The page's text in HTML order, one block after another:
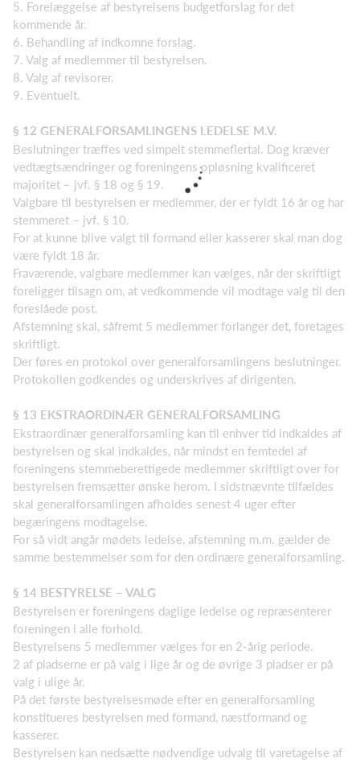
5. Forelæggelse af bestyrelsens budgetforslag for det
kommende år.
6. Behandling af indkomne forslag.
7. Valg af medlemmer til bestyrelsen.
8. Valg af revisorer.
9. Eventuelt.
§ 12 GENERALFORSAMLINGENS LEDELSE M.V.
Beslutninger træffes ved simpelt stemmeflertal. Dog kræver
vedtægtsændringer og foreningens opløsning kvalificeret
majoritet – jvf. § 18 og § 19.
Valgbare til bestyrelsen er medlemmer, der er fyldt 16 år og har
stemmeret – jvf. § 10.
For at kunne blive valgt til formand eller kasserer skal man dog
være fyldt 18 år.
Fraværende, valgbare medlemmer kan vælges, når der skriftligt
foreligger tilsagn om, at vedkommende vil modtage valg til den
foreslåede post.
Afstemning skal, såfremt 5 medlemmer forlanger det, foretages
skriftligt.
Der føres en protokol over generalforsamlingens beslutninger.
Protokollen godkendes og underskrives af dirigenten.
§ 13 EKSTRAORDINÆR GENERALFORSAMLING
Ekstraordinær generalforsamling kan til enhver tid indkaldes af
bestyrelsen og skal indkaldes, når mindst en femtedel af
foreningens stemmeberettigede medlemmer skriftligt over for
bestyrelsen fremsætter ønske herom. I sidstnævnte tilfældes
skal generalforsamlingen afholdes senest 4 uger efter
begæringens modtagelse.
For så vidt angår mødets ledelse, afstemning m.m. gælder de
samme bestemmelser som for den ordinære generalforsamling.
§ 14 BESTYRELSE – VALG
Bestyrelsen er foreningens daglige ledelse og repræsenterer
foreningen i alle forhold.
Bestyrelsens 5 medlemmer vælges for en 2-årig periode.
2 af pladserne er på valg i lige år og de øvrige 3 pladser er på
valg i ulige år.
På det første bestyrelsesmøde efter en generalforsamling
konstitueres bestyrelsen med formand, næstformand og
kasserer.
Bestyrelsen kan nedsætte nødvendige udvalg til varetagelse af